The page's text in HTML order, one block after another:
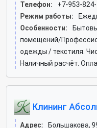
Телефон:
+7-953-
Режим работы:
Особенности:
помещений/
одежды / текстиля.
Наличный расчёт.
Клининг
Адрес: Большакова,